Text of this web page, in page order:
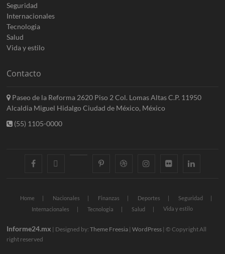
Seguridad
Internacionales
Tecnologia
Salud
Vida y estilo
Contacto
Paseo de la Reforma 2620 Piso 2 Col. Lomas Altas C.P. 11950
Alcaldia Miguel Hidalgo Ciudad de México, México
(55) 1105-0000
facebook googlepluspinterestdribbble instagramflickr linkedin
Home Nacionales Finanzas Deportes
Seguridad
Internacionales
Tecnologia Salud Vida y estilo
Informe24.mx | Designed by:Theme Freesia |WordPress | © Copyright All
right reserved